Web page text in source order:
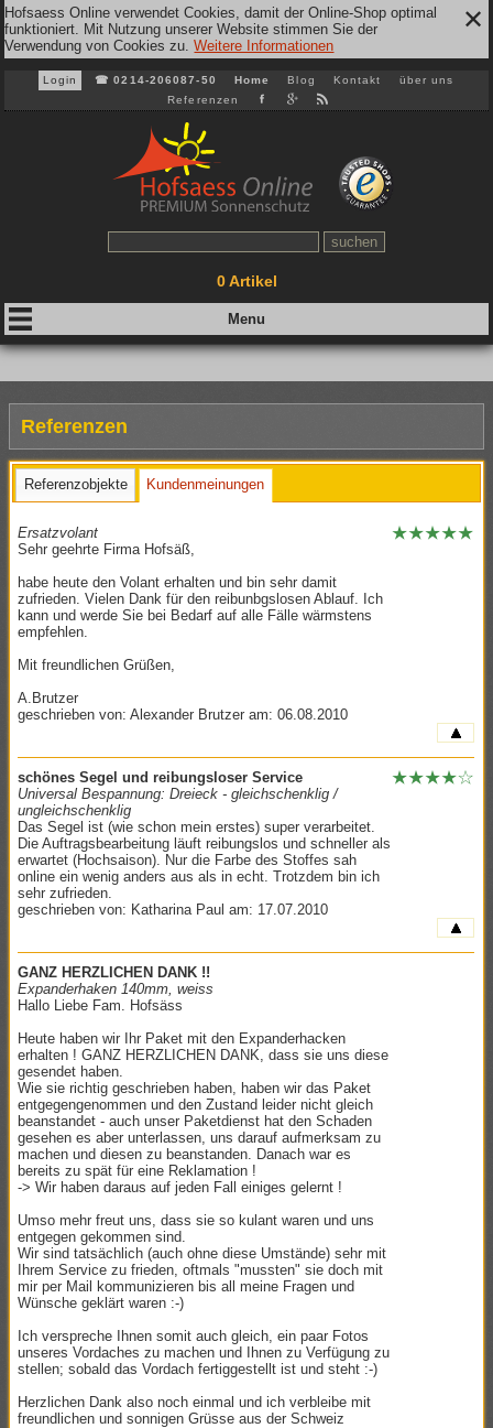
Hofsaess Online verwendet Cookies, damit der Online-Shop optimal
funktioniert. Mit Nutzung unserer Website stimmen Sie der
Verwendung von Cookies zu.Weitere Informationen
✕
Login ☎0214-206087-50 Home Blog Kontakt
über uns
Referenzen
0Artikel
Referenzen
Referenzobjekte Kundenmeinungen
Ersatzvolant
Sehr geehrte Firma Hofsäß,
habe heute den Volant erhalten und bin sehr damit
zufrieden. Vielen Dank für den reibunbgslosen Ablauf. Ich
kann und werde Sie bei Bedarf auf alle Fälle wärmstens
empfehlen.
Mit freundlichen Grüßen,
A.Brutzer
geschrieben von: Alexander Brutzer am: 06.08.2010
schönes Segel und reibungsloser Service
Universal Bespannung: Dreieck - gleichschenklig /
ungleichschenklig
Das Segel ist (wie schon mein erstes) super verarbeitet.
Die Auftragsbearbeitung läuft reibungslos und schneller als
erwartet (Hochsaison). Nur die Farbe des Stoffes sah
online ein wenig anders aus als in echt. Trotzdem bin ich
sehr zufrieden.
geschrieben von: Katharina Paul am: 17.07.2010
GANZ HERZLICHEN DANK !!
Expanderhaken 140mm, weiss
Hallo Liebe Fam. Hofsäss
Heute haben wir Ihr Paket mit den Expanderhacken
erhalten ! GANZ HERZLICHEN DANK, dass sie uns diese
gesendet haben.
Wie sie richtig geschrieben haben, haben wir das Paket
entgegengenommen und den Zustand leider nicht gleich
beanstandet - auch unser Paketdienst hat den Schaden
gesehen es aber unterlassen, uns darauf aufmerksam zu
machen und diesen zu beanstanden. Danach war es
bereits zu spät für eine Reklamation !
-> Wir haben daraus auf jeden Fall einiges gelernt !
Umso mehr freut uns, dass sie so kulant waren und uns
entgegen gekommen sind.
Wir sind tatsächlich (auch ohne diese Umstände) sehr mit
Ihrem Service zu frieden, oftmals "mussten" sie doch mit
mir per Mail kommunizieren bis all meine Fragen und
Wünsche geklärt waren :-)
Ich verspreche Ihnen somit auch gleich, ein paar Fotos
unseres Vordaches zu machen und Ihnen zu Verfügung zu
stellen; sobald das Vordach fertiggestellt ist und steht :-)
Herzlichen Dank also noch einmal und ich verbleibe mit
freundlichen und sonnigen Grüsse aus der Schweiz